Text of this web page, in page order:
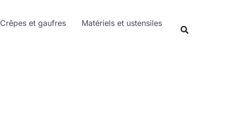
Crêpes et gaufres
Matériels et ustensiles